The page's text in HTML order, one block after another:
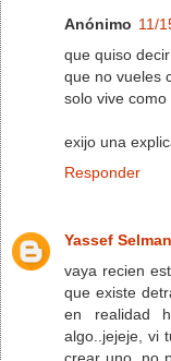
Anónimo 11/
que quiso
que no vueles
solo vive como
exijo una
Responder
Yassef Selman
vaya recien
que existe
en realidad
algo..jejeje, vi